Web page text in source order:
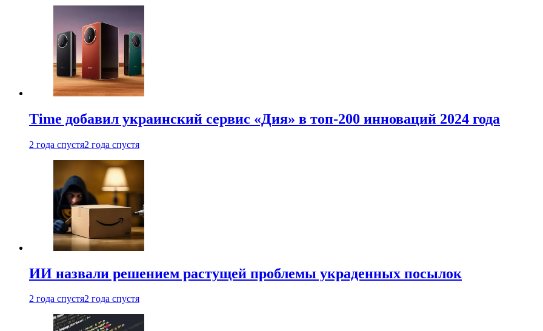
Time добавил украинский сервис «Дия» в топ-200 инноваций 2024 года
2 года спустя2 года спустя
ИИ назвали решением растущей проблемы украденных посылок
2 года спустя2 года спустя